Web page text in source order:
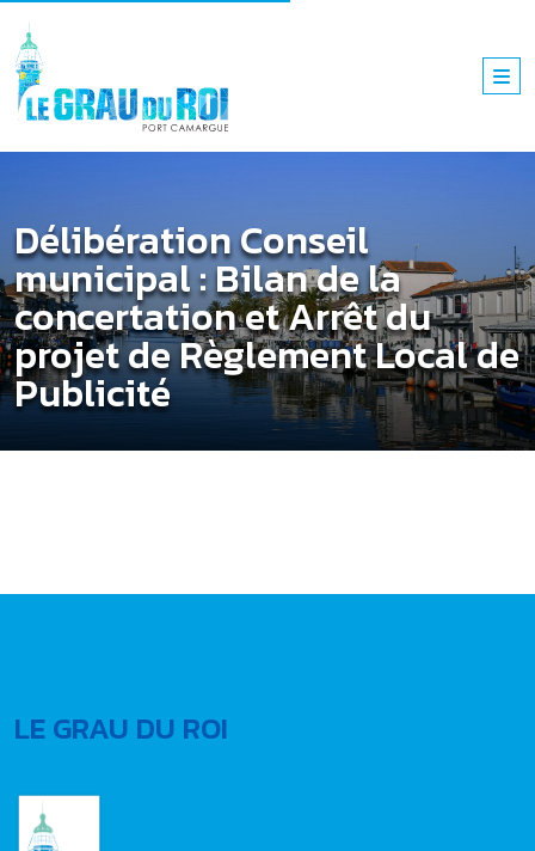
Délibération Conseil
municipal : Bilan de la
concertation et Arrêt du
projet de Règlement Local de
Publicité
LE GRAU DU ROI